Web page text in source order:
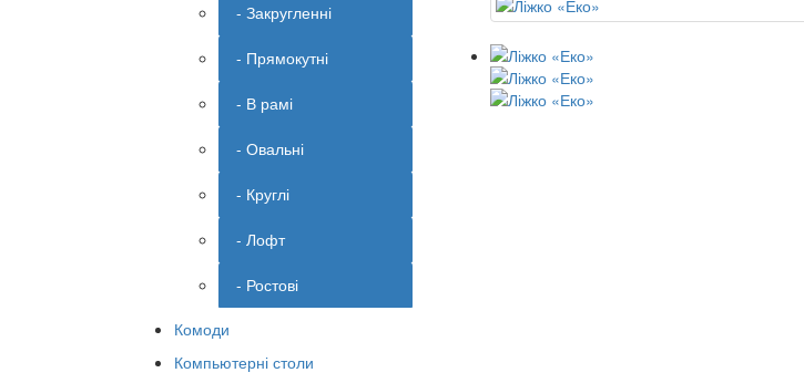
- Закругленні
- Прямокутні
- В рамі
- Овальні
- Круглі
- Лофт
- Ростові
Комоди
Компьютерні столи